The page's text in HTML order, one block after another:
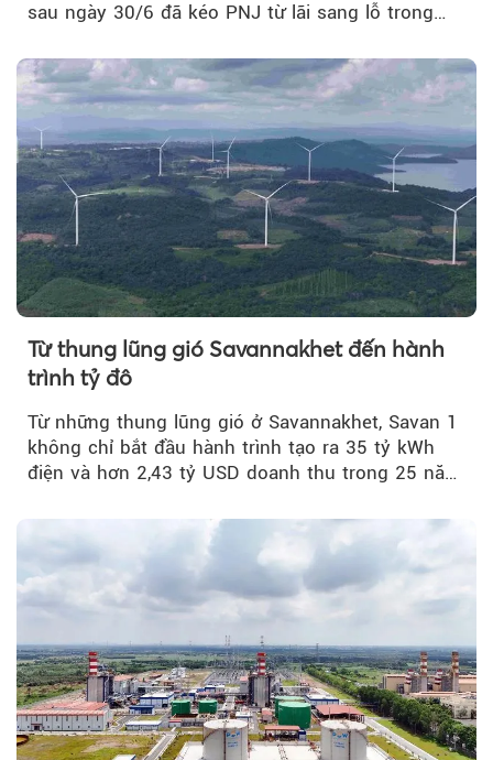
sau ngày 30/6 đã kéo PNJ từ lãi sang lỗ trong
Từ thung lũng gió Savannakhet đến hành
trình tỷ đô
Từ những thung lũng gió ở Savannakhet, Savan 1
không chỉ bắt đầu hành trình tạo ra 35 tỷ kWh
điện và hơn 2,43 tỷ USD doanh thu trong 25 năm